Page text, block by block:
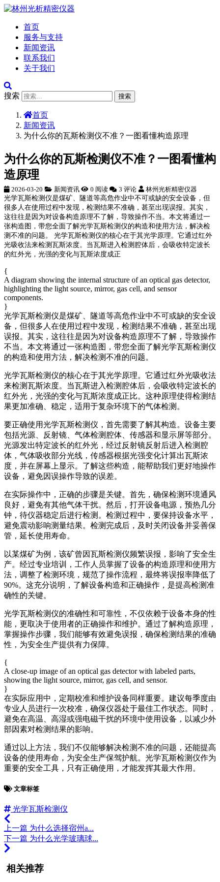
首页
服务与支持
新闻资讯
联系我们
关于我们
搜索 搜索
首页
新闻资讯
为什么你的瓦斯检测仪不准？一图看懂构造原理
为什么你的瓦斯检测仪不准？一图看懂构
造原理
2026-03-20 新闻资讯 0 阅读 3 评论 林州光析精密仪器
光学瓦斯检测仪是煤矿、隧道等高危作业中不可或缺的安全设备，但
很多人在使用过程中发现，检测结果不准确，甚至出现误报。其实，
这往往是因为对设备构造原理不了解，导致操作不当。本文将通过一
张构造图，带您全面了解光学瓦斯检测仪的构造和使用方法，解决检
测不准的问题。 光学瓦斯检测仪的核心在于其光学原理。它通过红外
光吸收法来检测瓦斯浓度。当瓦斯进入检测腔体后，会吸收特定波长
的红外光，光强的变化与瓦斯浓度成正
{
A diagram showing the internal structure of an optical gas detector,
highlighting the light source, mirror, gas cell, and sensor
components.
}
光学瓦斯检测仪是煤矿、隧道等高危作业中不可或缺的安全设
备，但很多人在使用过程中发现，检测结果不准确，甚至出现
误报。其实，这往往是因为对设备构造原理不了解，导致操作
不当。本文将通过一张构造图，带您全面了解光学瓦斯检测仪
的构造和使用方法，解决检测不准的问题。
光学瓦斯检测仪的核心在于其光学原理。它通过红外光吸收法
来检测瓦斯浓度。当瓦斯进入检测腔体后，会吸收特定波长的
红外光，光强的变化与瓦斯浓度成正比。这种原理使得检测结
果更加准确、稳定，适用于复杂环境下的气体检测。
要正确使用光学瓦斯检测仪，首先需要了解其构造。设备主要
包括光源、反射镜、气体检测腔体、传感器和显示屏等部分。
光源发出特定波长的红外光，经过反射镜反射后进入检测腔
体，气体吸收部分光线，传感器根据光强变化计算出瓦斯浓
度，并在屏幕上显示。了解这些构造，能帮助我们更好地操作
设备，避免因误操作导致的误差。
在实际操作中，正确的步骤是关键。首先，确保检测环境通风
良好，避免有其他气体干扰。然后，打开设备电源，预热几分
钟，待仪器稳定后进行检测。检测过程中，要保持设备水平，
避免震动影响测量结果。检测完成后，及时关闭设备并妥善保
管，延长使用寿命。
以某煤矿为例，该矿曾因瓦斯检测仪频繁误报，影响了安全生
产。经过专业培训，工作人员掌握了设备的构造原理和使用方
法，调整了检测环境，规范了操作流程，最终将误报率降低了
90%。这充分说明，了解设备构造和正确操作，是提高检测准
确性的关键。
光学瓦斯检测仪的准确性和可靠性，不仅依赖于设备本身的性
能，更取决于使用者的正确操作和维护。通过了解构造原理，
掌握操作步骤，我们能够有效避免误报，确保检测结果的准确
性，为安全生产提供有力保障。
{
A close-up image of an optical gas detector with labeled parts,
showing the light source, mirror, gas cell, and sensor.
}
在实际应用中，定期校准和维护设备同样重要。建议每季度由
专业人员进行一次校准，确保仪器处于最佳工作状态。同时，
避免在高温、高湿或强电磁干扰的环境中使用设备，以减少外
部因素对检测结果的影响。
通过以上方法，我们不仅能够解决检测不准的问题，还能提高
设备的使用寿命，为安全生产保驾护航。光学瓦斯检测仪作为
重要的安全工具，只有正确使用，才能发挥其最大作用。
文章标签
光学瓦斯检测仪
上一篇 为什么选择宿州a...
下一篇 为什么光学玻璃球...
相关推荐